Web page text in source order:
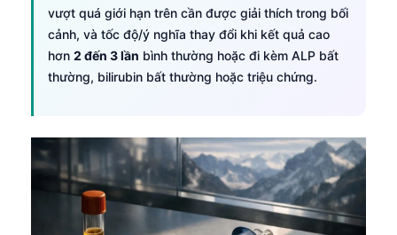
vượt quá giới hạn trên cần được giải thích trong bối
cảnh, và tốc độ/ý nghĩa thay đổi khi kết quả cao
hơn 2 đến 3 lần bình thường hoặc đi kèm ALP bất
thường, bilirubin bất thường hoặc triệu chứng.